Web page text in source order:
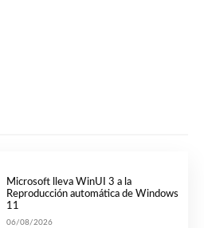
Microsoft lleva WinUI 3 a la
Reproducción automática de Windows
11
06/08/2026